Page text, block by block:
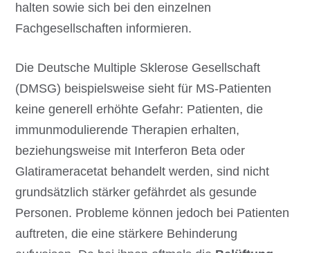
halten sowie sich bei den einzelnen
Fachgesellschaften informieren.
Die Deutsche Multiple Sklerose Gesellschaft
(DMSG) beispielsweise sieht für MS-Patienten
keine generell erhöhte Gefahr: Patienten, die
immunmodulierende Therapien erhalten,
beziehungsweise mit Interferon Beta oder
Glatirameracetat behandelt werden, sind nicht
grundsätzlich stärker gefährdet als gesunde
Personen. Probleme können jedoch bei Patienten
auftreten, die eine stärkere Behinderung